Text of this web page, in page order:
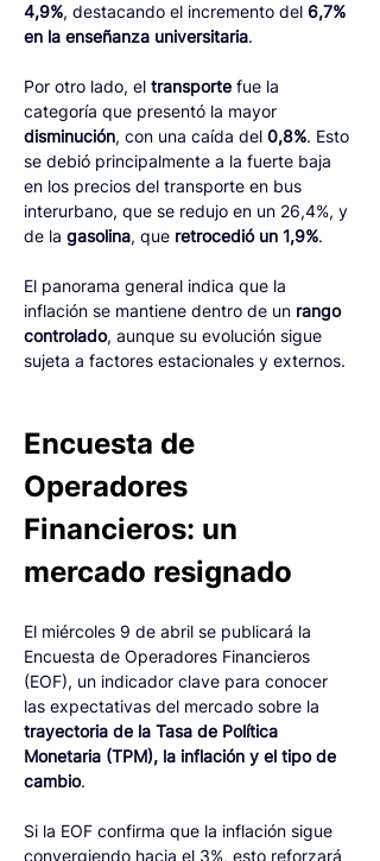
4,9%, destacando el incremento del 6,7%
en la enseñanza universitaria.
Por otro lado, el transporte fue la
categoría que presentó la mayor
disminución, con una caída del 0,8%. Esto
se debió principalmente a la fuerte baja
en los precios del transporte en bus
interurbano, que se redujo en un 26,4%, y
de la gasolina, que retrocedió un 1,9%.
El panorama general indica que la
inflación se mantiene dentro de un rango
controlado, aunque su evolución sigue
sujeta a factores estacionales y externos.
Encuesta de
Operadores
Financieros: un
mercado resignado
El miércoles 9 de abril se publicará la
Encuesta de Operadores Financieros
(EOF), un indicador clave para conocer
las expectativas del mercado sobre la
trayectoria de la Tasa de Política
Monetaria (TPM), la inflación y el tipo de
cambio.
Si la EOF confirma que la inflación sigue
convergiendo hacia el 3%, esto reforzará